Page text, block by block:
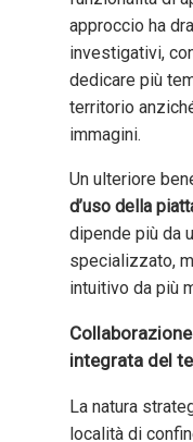
approccio ha
investigativi,
dedicare più
territorio
immagini.
Un ulteriore
d’uso della
dipende più da
specializzato,
intuitivo da più
integrata del
La natura
località di